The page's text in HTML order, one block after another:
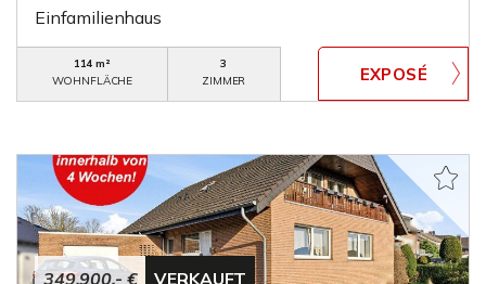
Einfamilienhaus
114 m²
WOHNFLÄCHE
3
ZIMMER
349.900,- € VERKAUFT